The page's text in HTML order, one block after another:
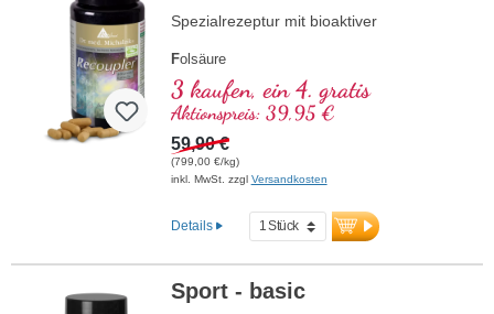
Spezialrezeptur mit bioaktiver
Folsäure
Arginin
Lycopin
Curcuma
Curcumin
Ascorbinsäure
Resveratrol
B(Vitamin B12)
3 kaufen, ein 4. gratis
Aktionspreis: 39,95 €
59,90 €
(799,00 €/kg)
inkl. MwSt. zzgl Versandkosten
Details
Sport - basic